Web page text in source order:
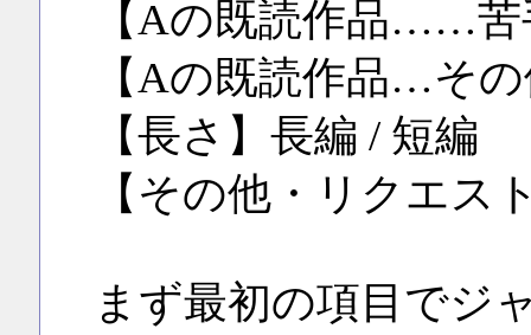
【Aの既読作品……苦
【Aの既読作品…そ
【長さ】長編 / 短編
【その他・リクエス
まず最初の項目でジ